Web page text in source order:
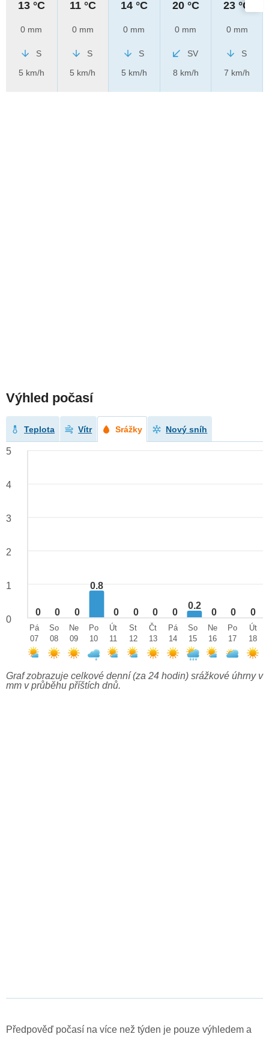
13 °C
0 mm
S
5 km/h
11 °C
0 mm
S
5 km/h
14 °C
0 mm
S
5 km/h
20 °C
0 mm
SV
8 km/h
23 °C
0 mm
S
7 km/h
Výhled počasí
Teplota Vítr Srážky Nový sníh
0 0 0
0.8
0 0 0 0
0.2
0 0 0
5
4
3
2
1
0
Pá
07
So
08
Ne
09
Po
10
Út
11
St
12
Čt
13
Pá
14
So
15
Ne
16
Po
17
Út
18
Graf zobrazuje celkové denní (za 24 hodin) srážkové úhrny v
mm v průběhu příštích dnů.
Předpověď počasí na více než týden je pouze výhledem a